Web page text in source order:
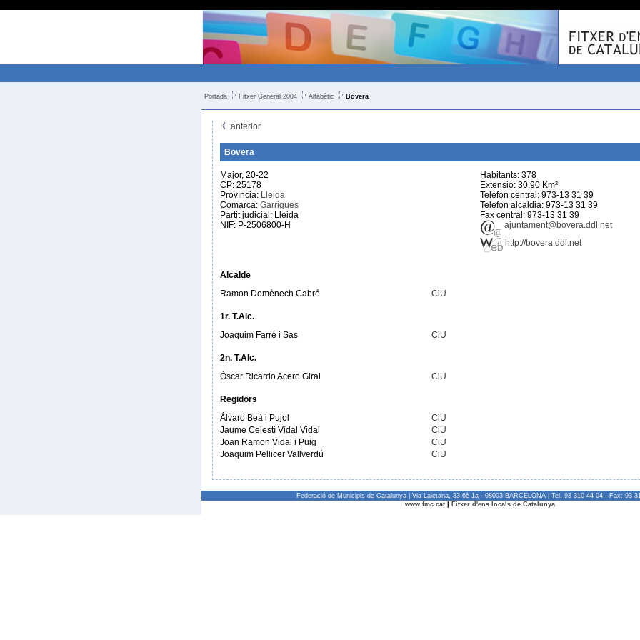
Portada Fitxer General 2004 Alfabètic Bovera
anterior
Bovera
Major, 20-22
CP: 25178
Província: Lleida
Comarca: Garrigues
Partit judicial: Lleida
NIF: P-2506800-H
Habitants: 378
Extensió: 30,90 Km²
Telèfon central: 973-13 31 39
Telèfon alcaldia: 973-13 31 39
Fax central: 973-13 31 39
ajuntament@bovera.ddl.net
http://bovera.ddl.net
Alcalde
Ramon Domènech Cabré
CiU
1r. T.Alc.
Joaquim Farré i Sas
CiU
2n. T.Alc.
Óscar Ricardo Acero Giral
CiU
Regidors
Álvaro Beà i Pujol
CiU
Jaume Celestí Vidal Vidal
CiU
Joan Ramon Vidal i Puig
CiU
Joaquim Pellicer Vallverdú
CiU
Federació de Municipis de Catalunya | Via Laietana, 33 6è 1a - 08003 BARCELONA | Tel. 93 310 44 04 - Fax: 93
www.fmc.cat
Fitxer d'ens locals de Catalunya